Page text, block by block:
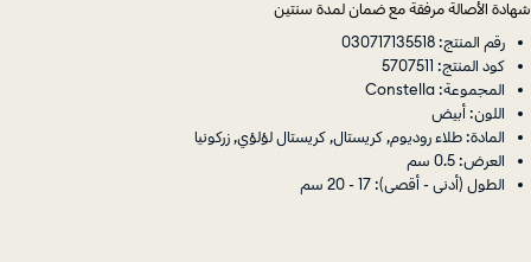
شهادة الأصالة مرفقة مع ضمان لمدة سنتين
رقم المنتج: 030717135518
كود المنتج: 5707511
المجموعة: Constella
اللون: أبيض
المادة: طلاء روديوم, كريستال, كريستال لؤلؤي, زركونيا
العرض: 0.5 سم
الطول (أدنى - أقصى): 17 - 20 سم